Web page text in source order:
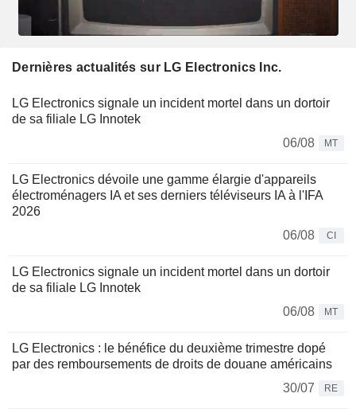
Dernières actualités sur LG Electronics Inc.
LG Electronics signale un incident mortel dans un dortoir
de sa filiale LG Innotek
06/08
MT
LG Electronics dévoile une gamme élargie d'appareils
électroménagers IA et ses derniers téléviseurs IA à l'IFA
2026
06/08
CI
LG Electronics signale un incident mortel dans un dortoir
de sa filiale LG Innotek
06/08
MT
LG Electronics : le bénéfice du deuxième trimestre dopé
par des remboursements de droits de douane américains
30/07
RE